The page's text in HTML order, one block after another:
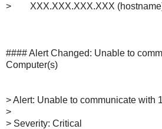
> XXX.XXX.XXX.XXX
#### Alert Changed: Unable to
Computer(s)
> Alert: Unable to communicate with
>
> Severity: Critical